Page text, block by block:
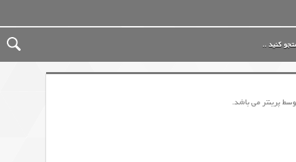
پرینتر می باشد.